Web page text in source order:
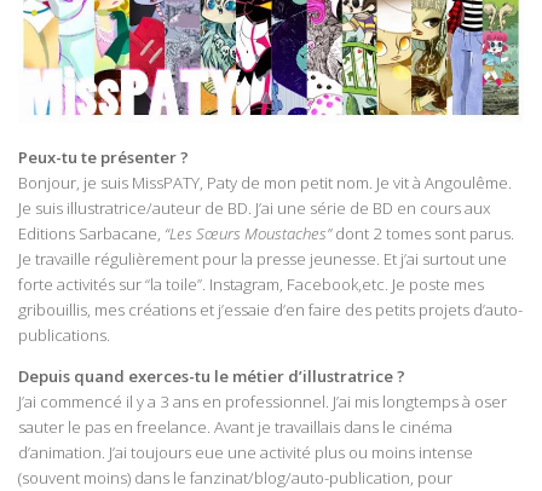
Peux-tu te présenter ?
Bonjour, je suis MissPATY, Paty de mon petit nom. Je vit à Angoulême.
Je suis illustratrice/auteur de BD. J’ai une série de BD en cours aux
Editions Sarbacane, “Les Sœurs Moustaches”dont 2 tomes sont parus.
Je travaille régulièrement pour la presse jeunesse. Et j’ai surtout une
forte activités sur “la toile”. Instagram, Facebook,etc. Je poste mes
gribouillis, mes créations et j’essaie d’en faire des petits projets d’auto-
publications.
Depuis quand exerces-tu le métier d’illustratrice ?
J’ai commencé il y a 3 ans en professionnel. J’ai mis longtemps à oser
sauter le pas en freelance. Avant je travaillais dans le cinéma
d’animation. J’ai toujours eue une activité plus ou moins intense
(souvent moins) dans le fanzinat/blog/auto-publication, pour